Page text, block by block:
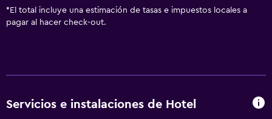
* El total incluye una estimación de tasas e impuestos locales a
pagar al hacer check-out.
Servicios e instalaciones de Hotel